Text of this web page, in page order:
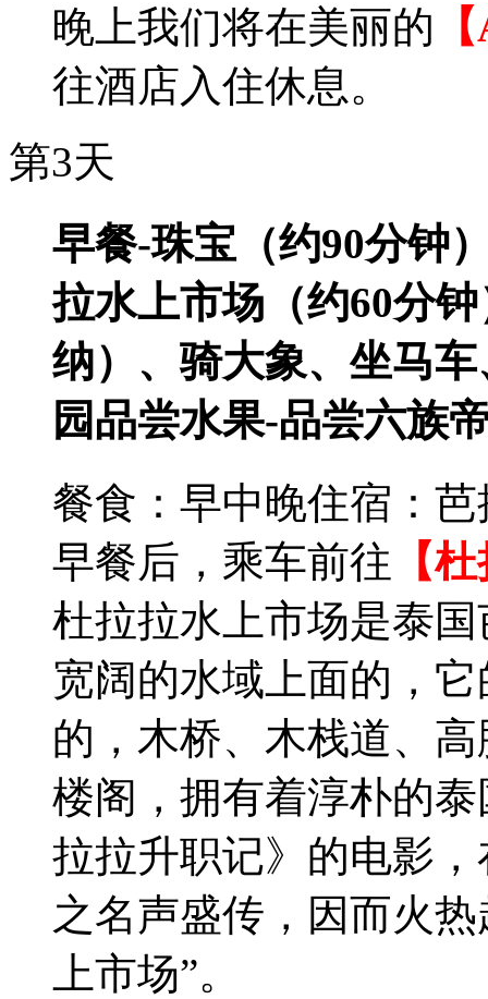
晚上我们将在美丽的
往酒店入住休息。
第3天
早餐-珠宝（约90分钟
拉水上市场（约60分
纳）、骑大象、坐马
园品尝水果-品尝六族
餐食：早中晚住宿：
早餐后，乘车前往 【
杜拉拉水上市场是泰
宽阔的水域上面的，
的，木桥、木栈道、
楼阁，拥有着淳朴的
拉拉升职记》的电影
之名声盛传，因而火
上市场”。